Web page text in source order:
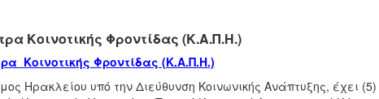
Κοινοτικής Φροντίδας (Κ.Α.Π.Η.)
Κοινοτικής Φροντίδας (Κ.Α.Π.Η.)
Ηρακλείου υπό την Διεύθυνση Κοινωνικής Ανάπτυξης, έχει